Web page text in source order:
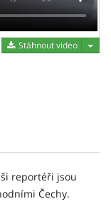
Stáhnout video
reportéři jsou
Čechy.